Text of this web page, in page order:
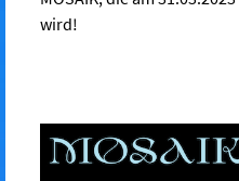
wird!